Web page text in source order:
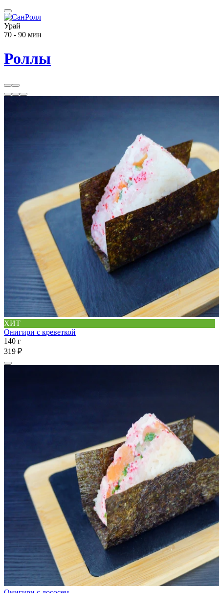
Урай
70 - 90 мин
Роллы
ХИТ
Онигири с креветкой
140 г
319 ₽